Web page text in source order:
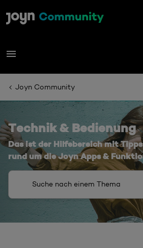
Joyn Community
Technik & Bedienung
Das ist der Hilfebereich mit
rund um die Joyn Apps &